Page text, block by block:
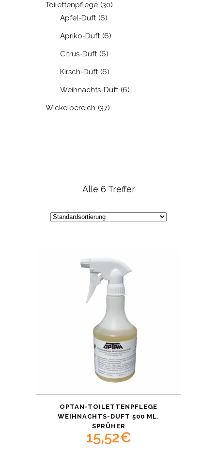
Toilettenpflege (30)
Apfel-Duft (6)
Apriko-Duft (6)
Citrus-Duft (6)
Kirsch-Duft (6)
Weihnachts-Duft (6)
Wickelbereich (37)
Alle 6 Treffer
OPTAN-TOILETTENPFLEGE
WEIHNACHTS-DUFT 500 ML.
SPRÜHER
15,52€